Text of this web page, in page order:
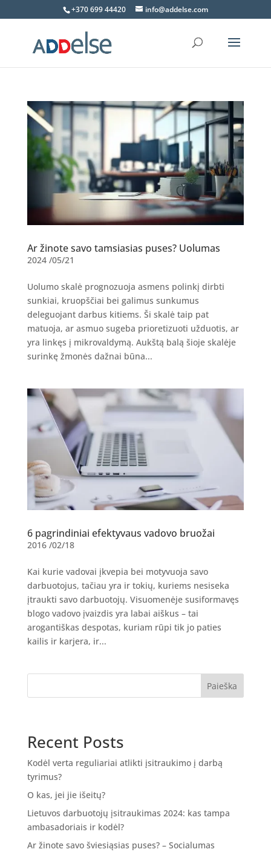
+370 699 44420 info@addelse.com
Ar žinote savo tamsiasias puses? Uolumas
2024 /05/21
Uolumo skalė prognozuoja asmens polinkį dirbti
sunkiai, kruopščiai bei galimus sunkumus
deleguojant darbus kitiems. Ši skalė taip pat
matuoja, ar asmuo sugeba prioretizuoti užduotis, ar
yra linkęs į mikrovaldymą. Aukštą balą šioje skalėje
surinkę žmonės dažnai būna...
6 pagrindiniai efektyvaus vadovo bruožai
2016 /02/18
Kai kurie vadovai įkvepia bei motyvuoja savo
darbuotojus, tačiau yra ir tokių, kuriems nesiseka
įtraukti savo darbuotojų. Visuomenėje susiformavęs
blogo vadovo įvaizdis yra labai aiškus – tai
arogantiškas despotas, kuriam rūpi tik jo paties
kailis ir karjera, ir...
Paieška
Recent Posts
Kodėl verta reguliariai atlikti įsitraukimo į darbą
tyrimus?
O kas, jei jie išeitų?
Lietuvos darbuotojų įsitraukimas 2024: kas tampa
ambasadoriais ir kodėl?
Ar žinote savo šviesiąsias puses? – Socialumas